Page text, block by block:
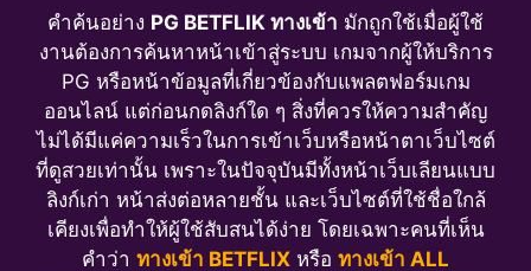
คำค้นอย่าง PG BETFLIK ทางเข้า มักถูกใช้เมื่อผู้ใช้
งานต้องการค้นหาหน้าเข้าสู่ระบบ เกมจากผู้ให้บริการ
PG หรือหน้าข้อมูลที่เกี่ยวข้องกับแพลตฟอร์มเกม
ออนไลน์ แต่ก่อนกดลิงก์ใด ๆ สิ่งที่ควรให้ความสำคัญ
ไม่ได้มีแค่ความเร็วในการเข้าเว็บหรือหน้าตาเว็บไซต์
ที่ดูสวยเท่านั้น เพราะในปัจจุบันมีทั้งหน้าเว็บเลียนแบบ
ลิงก์เก่า หน้าส่งต่อหลายชั้น และเว็บไซต์ที่ใช้ชื่อใกล้
เคียงเพื่อทำให้ผู้ใช้สับสนได้ง่าย โดยเฉพาะคนที่เห็น
คำว่า ทางเข้า BETFLIX หรือ ทางเข้า ALL